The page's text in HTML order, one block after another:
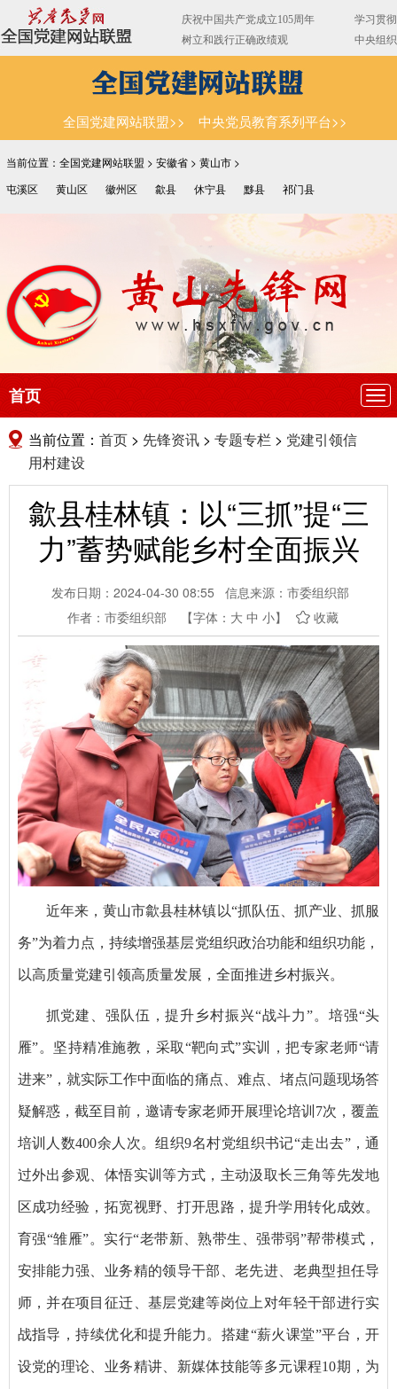
全国党建网站联盟>> 中央党员教育系列平台>>
当前位置：全国党建网站联盟 > 安徽省 > 黄山市 >
屯溪区
黄山区 徽州区 歙县 休宁县 黟县 祁门县
导
首页
当前位置： 首页 > 先锋资讯 > 专题专栏 > 党建引领信
用村建设
歙县桂林镇：以“三抓”提“三
力”蓄势赋能乡村全面振兴
发布日期：2024-04-30 08:55
信息来源：市委组织部
作者：市委组织部
【字体： 大 中 小】 收藏
近年来，黄山市歙县桂林镇以“抓队伍、抓产业、抓服
务”为着力点，持续增强基层党组织政治功能和组织功能，
以高质量党建引领高质量发展，全面推进乡村振兴。
抓党建、强队伍，提升乡村振兴“战斗力”。培强“头
雁”。坚持精准施教，采取“靶向式”实训，把专家老师“请
进来”，就实际工作中面临的痛点、难点、堵点问题现场答
疑解惑，截至目前，邀请专家老师开展理论培训7次，覆盖
培训人数400余人次。组织9名村党组织书记“走出去”，通
过外出参观、体悟实训等方式，主动汲取长三角等先发地
区成功经验，拓宽视野、打开思路，提升学用转化成效。
育强“雏雁”。实行“老带新、熟带生、强带弱”帮带模式，
安排能力强、业务精的领导干部、老先进、老典型担任导
师，并在项目征迁、基层党建等岗位上对年轻干部进行实
战指导，持续优化和提升能力。搭建“薪火课堂”平台，开
设党的理论、业务精讲、新媒体技能等多元课程10期，为